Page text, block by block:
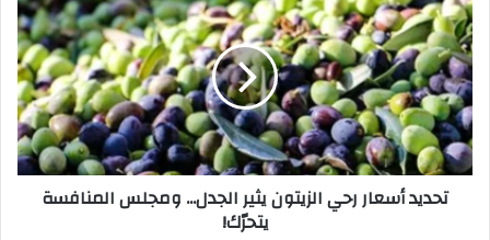
أسعار
رحي
الزيتون
يثير
الجدل...
ومجلس
المنافسة
يتحرّك!
تحديد أسعار رحي الزيتون يثير الجدل... ومجلس المنافسة
يتحرّك!